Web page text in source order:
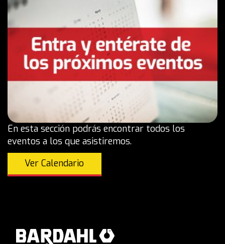
En esta sección podrás encontrar todos los
eventos a los que asistiremos.
Ver Calendario